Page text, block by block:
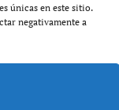
únicas en este sitio.
negativamente a
rankings y
real.
más